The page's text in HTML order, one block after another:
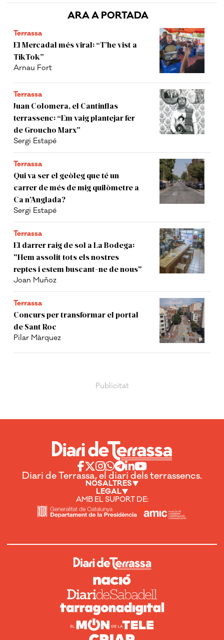
ARA A PORTADA
Terrassa
El Mercadal més viral: “T’he vist a
TikTok”
Arnau Fort
Terrassa
Juan Colomera, el Cantinflas
terrassenc: “Em vaig plantejar fer
de Groucho Marx”
Sergi Estapé
Terrassa
Qui va ser el geòleg que té un
carrer de més de mig quilòmetre a
Ca n’Anglada?
Sergi Estapé
Terrassa
El darrer raig de sol a La Bodega:
"Hem assolit tots els nostres
reptes i estem buscant-ne de nous"
Joan Muñoz
Terrassa
Concurs per transformar el portal
de Sant Roc
Pilar Màrquez
Diari de Terrassa, el diari dels terrassencs.
NOSALTRES
LEGAL
AMB EL SUPORT DE: